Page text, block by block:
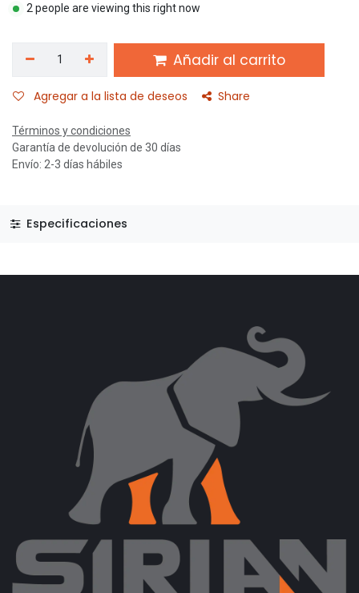
2 people are viewing this right now
Añadir al carrito
Agregar a la lista de deseos Share
Términos y condiciones
Garantía de devolución de 30 días
Envío: 2-3 días hábiles
Especificaciones